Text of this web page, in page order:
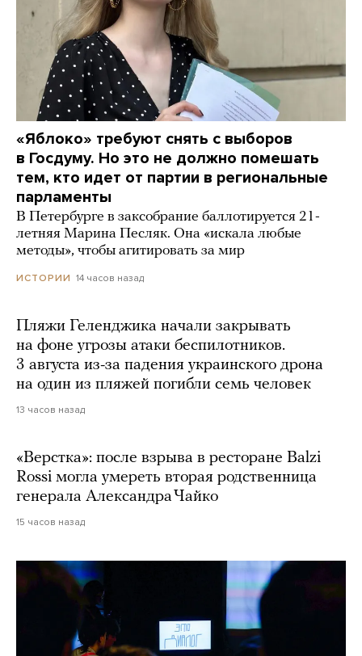
«Яблоко» требуют снять с выборов
в Госдуму. Но это не должно помешать
тем, кто идет от партии в региональные
парламенты
В Петербурге в заксобрание баллотируется 21-
летняя Марина Песляк. Она «искала любые
методы», чтобы агитировать за мир
ИСТОРИИ 14 часов назад
Пляжи Геленджика начали закрывать
на фоне угрозы атаки беспилотников.
3 августа из-за падения украинского дрона
на один из пляжей погибли семь человек
13 часов назад
«Верстка»: после взрыва в ресторане Balzi
Rossi могла умереть вторая родственница
генерала Александра Чайко
15 часов назад